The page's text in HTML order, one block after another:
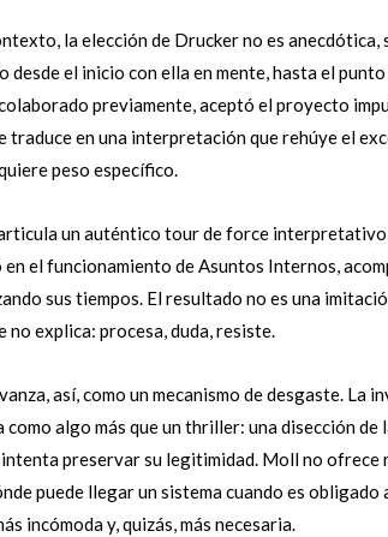
la elección de Drucker no es
desde el inicio con ella en mente, hasta el
previamente, aceptó el proyecto
traduce en una interpretación que rehúye el
peso específico.
un auténtico tour de force
en el funcionamiento de Asuntos Internos,
sus tiempos. El resultado no es una
no explica: procesa, duda, resiste.
así, como un mecanismo de desgaste. La
como algo más que un thriller: una disección
preservar su legitimidad. Moll no ofrece
puede llegar un sistema cuando es
incómoda y, quizás, más necesaria.